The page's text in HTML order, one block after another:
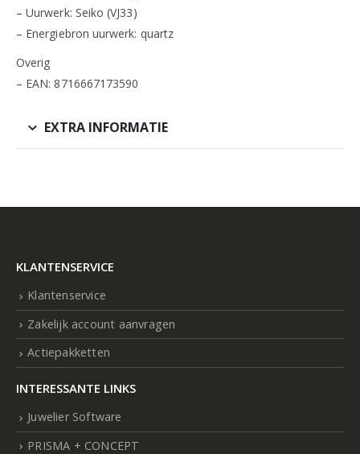
– Uurwerk: Seiko (VJ33)
– Energiebron uurwerk: quartz
Overig
– EAN: 8716667173590
EXTRA INFORMATIE
KLANTENSERVICE
Klantenservice
Zakelijk account aanvragen
Actiepakketten
INTERESSANTE LINKS
Juwelier Software
PRISMA + CONCEPT